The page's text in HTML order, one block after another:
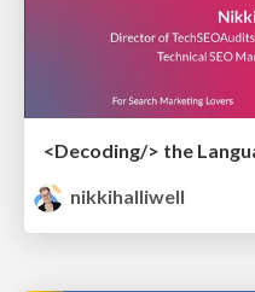
nikkihalliwell